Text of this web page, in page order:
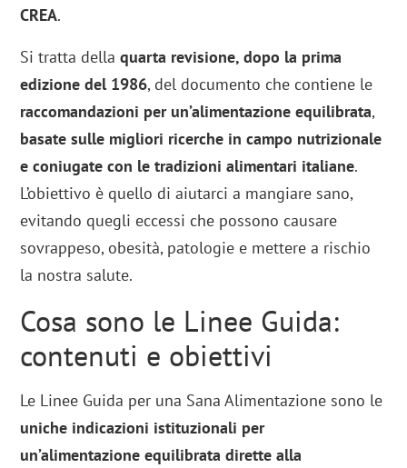
CREA.
Si tratta dellaquarta revisione, dopo la prima
edizione del 1986, del documento che contiene le
raccomandazioni per un’alimentazione equilibrata,
basate sulle migliori ricerche in campo nutrizionale
e coniugate con le tradizioni alimentari italiane.
L’obiettivo è quello di aiutarci a mangiare sano,
evitando quegli eccessi che possono causare
sovrappeso, obesità, patologie e mettere a rischio
la nostra salute.
Cosa sono le Linee Guida:
contenuti e obiettivi
Le Linee Guida per una Sana Alimentazione sono le
uniche indicazioni istituzionali per
un’alimentazione equilibrata dirette alla